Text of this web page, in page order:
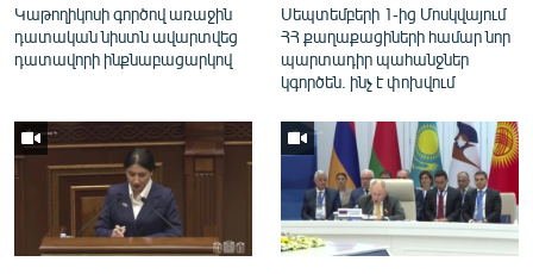
English
Русский
ՀԵՏԵՎԵՔ ՄԵԶ
Կաթողիկոսի գործով առաջին
դատական նիստն ավարտվեց
դատավորի ինքնաբացարկով
Սեպտեմբերի 1-ից Մոսկվայում
ՀՀ քաղաքացիների համար նոր
պարտադիր պահանջներ
կգործեն. ինչ է փոխվում